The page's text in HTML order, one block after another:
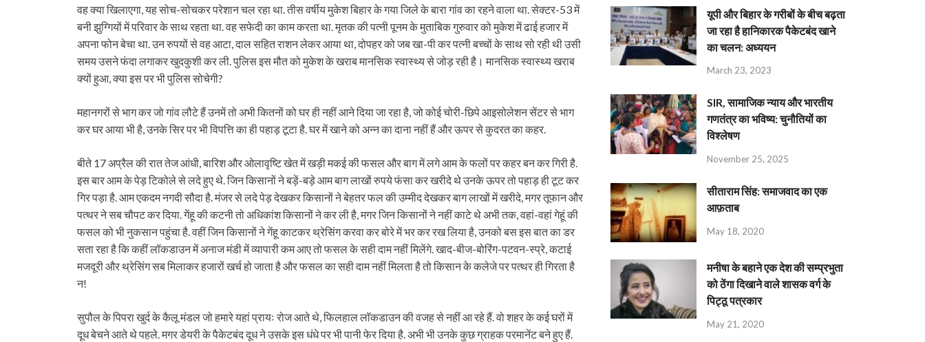
वह क्या खिलाएगा, यह सोच-सोचकर परेशान चल रहा था. तीस वर्षीय मुकेश बिहार के गया जिले के बारा गांव का रहने वाला था. सेक्टर-53 में
बनी झुग्गियों में परिवार के साथ रहता था. वह सफेदी का काम करता था. मृतक की पत्नी पूनम के मुताबिक गुरुवार को मुकेश में ढाई हजार में
अपना फोन बेचा था. उन रुपयों से वह आटा, दाल सहित राशन लेकर आया था, दोपहर को जब खा-पी कर पत्नी बच्चों के साथ सो रही थी उसी
समय उसने फंदा लगाकर खुदकुशी कर ली. पुलिस इस मौत को मुकेश के खराब मानसिक स्वास्थ्य से जोड़ रही है। मानसिक स्वास्थ्य खराब
क्यों हुआ, क्या इस पर भी पुलिस सोचेगी?
महानगरों से भाग कर जो गांव लौटे हैं उनमें तो अभी कितनों को घर ही नहीं आने दिया जा रहा है, जो कोई चोरी-छिपे आइसोलेशन सेंटर से भाग
कर घर आया भी है, उनके सिर पर भी विपत्ति का ही पहाड़ टूटा है. घर में खाने को अन्न का दाना नहीं हैं और ऊपर से कुदरत का कहर.
बीते 17 अप्रैल की रात तेज आंधी, बारिश और ओलावृष्टि खेत में खड़ी मकई की फसल और बाग में लगे आम के फलों पर कहर बन कर गिरी है.
इस बार आम के पेड़ टिकोले से लदे हुए थे. जिन किसानों ने बड़ें-बड़े आम बाग लाखों रुपये फंसा कर खरीदे थे उनके ऊपर तो पहाड़ ही टूट कर
गिर पड़ा है. आम एकदम नगदी सौदा है. मंजर से लदे पेड़ देखकर किसानों ने बेहतर फल की उम्मीद देखकर बाग लाखों में खरीदे, मगर तूफान और
पत्थर ने सब चौपट कर दिया. गेंहू की कटनी तो अधिकांश किसानों ने कर ली है, मगर जिन किसानों ने नहीं काटे थे अभी तक, वहां-वहां गेहूं की
फसल को भी नुकसान पहुंचा है. वहीं जिन किसानों ने गेंहू काटकर थ्रेसिंग करवा कर बोरे में भर कर रख लिया है, उनको बस इस बात का डर
सता रहा है कि कहीं लॉकडाउन में अनाज मंडी में व्यापारी कम आए तो फसल के सही दाम नहीं मिलेंगे. खाद-बीज-बोरिंग-पटवन-स्प्रे, कटाई
मजदूरी और थ्रेसिंग सब मिलाकर हजारों खर्च हो जाता है और फसल का सही दाम नहीं मिलता है तो किसान के कलेजे पर पत्थर ही गिरता है
न!
सुपौल के पिपरा खुर्द के कैलू मंडल जो हमारे यहां प्रायः रोज आते थे, फिलहाल लॉकडाउन की वजह से नहीं आ रहे हैं. वो शहर के कई घरों में
दूध बेचने आते थे पहले. मगर डेयरी के पैकेटबंद दूध ने उसके इस धंधे पर भी पानी फेर दिया है. अभी भी उनके कुछ ग्राहक परमानेंट बने हुए हैं.
यूपी और बिहार के गरीबों के बीच बढ़ता
जा रहा है हानिकारक पैकेटबंद खाने
का चलन: अध्ययन
March 23, 2023
SIR, सामाजिक न्याय और भारतीय
गणतंत्र का भविष्य: चुनौतियों का
विश्लेषण
November 25, 2025
सीताराम सिंह: समाजवाद का एक
आफ़ताब
May 18, 2020
मनीषा के बहाने एक देश की सम्प्रभुता
को ठेंगा दिखाने वाले शासक वर्ग के
पिट्ठू पत्रकार
May 21, 2020